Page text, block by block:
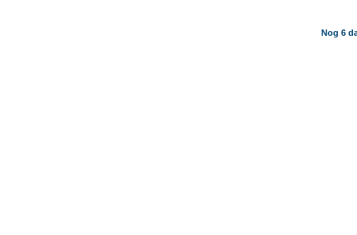
Nog 6